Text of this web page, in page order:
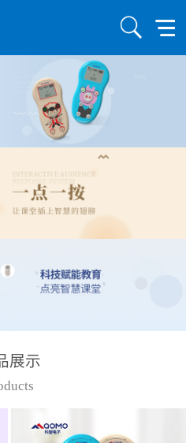
展示